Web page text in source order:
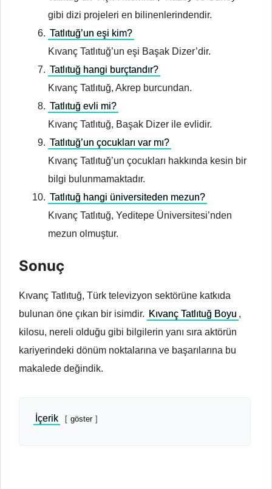
gibi dizi projeleri en bilinenlerindendir.
Tatlıtuğ’un eşi kim?
Kıvanç Tatlıtuğ’un eşi Başak Dizer’dir.
Tatlıtuğ hangi burçtandır?
Kıvanç Tatlıtuğ, Akrep burcundan.
Tatlıtuğ evli mi?
Kıvanç Tatlıtuğ, Başak Dizer ile evlidir.
Tatlıtuğ’un çocukları var mı?
Kıvanç Tatlıtuğ’un çocukları hakkında kesin bir
bilgi bulunmamaktadır.
Tatlıtuğ hangi üniversiteden mezun?
Kıvanç Tatlıtuğ, Yeditepe Üniversitesi’nden
mezun olmuştur.
Sonuç
Kıvanç Tatlıtuğ, Türk televizyon sektörüne katkıda
bulunan öne çıkan bir isimdir. Kıvanç Tatlıtuğ Boyu ,
kilosu, nereli olduğu gibi bilgilerin yanı sıra aktörün
kariyerindeki dönüm noktalarına ve başarılarına bu
makalede değindik.
İçerik göster